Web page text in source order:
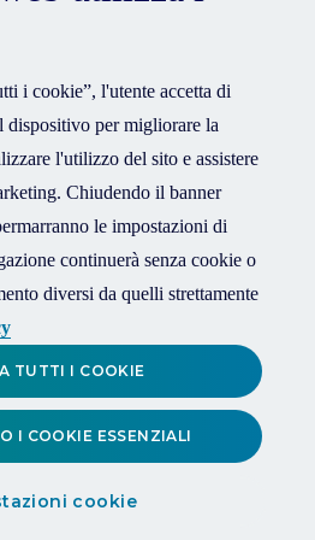
i cookie”, l'utente accetta di
dispositivo per migliorare la
l'utilizzo del sito e assistere
Chiudendo il banner
le impostazioni di
continuerà senza cookie o
diversi da quelli strettamente
cookie
I COOKIE ESSENZIALI
TUTTI I COOKIE